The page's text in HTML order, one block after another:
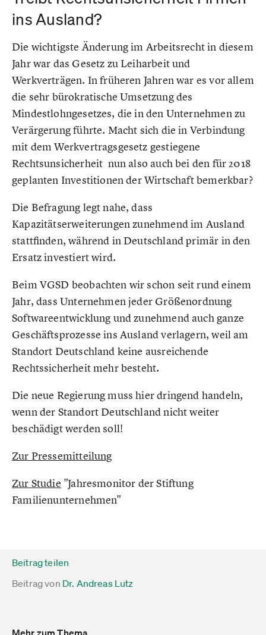
ins Ausland?
Die wichtigste Änderung im Arbeitsrecht in diesem
Jahr war das Gesetz zu Leiharbeit und
Werkverträgen. In früheren Jahren war es vor allem
die sehr bürokratische Umsetzung des
Mindestlohngesetzes, die in den Unternehmen zu
Verärgerung führte. Macht sich die in Verbindung
mit dem Werkvertragsgesetz gestiegene
Rechtsunsicherheit nun also auch bei den für 2018
geplanten Investitionen der Wirtschaft bemerkbar?
Die Befragung legt nahe, dass
Kapazitätserweiterungen zunehmend im Ausland
stattfinden, während in Deutschland primär in den
Ersatz investiert wird.
Beim VGSD beobachten wir schon seit rund einem
Jahr, dass Unternehmen jeder Größenordnung
Softwareentwicklung und zunehmend auch ganze
Geschäftsprozesse ins Ausland verlagern, weil am
Standort Deutschland keine ausreichende
Rechtssicherheit mehr besteht.
Die neue Regierung muss hier dringend handeln,
wenn der Standort Deutschland nicht weiter
beschädigt werden soll!
Zur Pressemitteilung
Zur Studie "Jahresmonitor der Stiftung
Familienunternehmen"
Beitrag teilen
Beitrag von Dr. Andreas Lutz